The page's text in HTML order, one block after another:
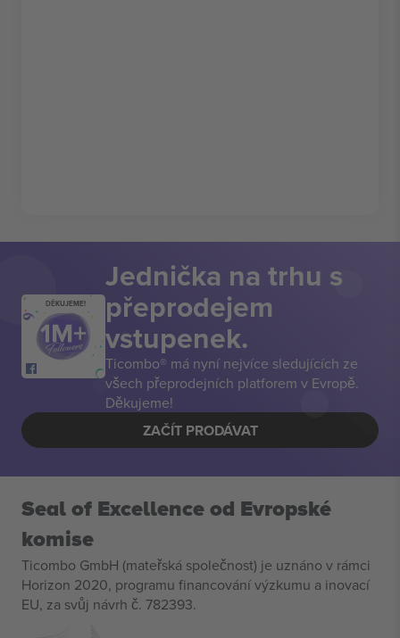
DĚKUJEME!
Jednička na trhu s
přeprodejem
vstupenek.
Ticombo® má nyní nejvíce sledujících ze
všech přeprodejních platforem v Evropě.
Děkujeme!
ZAČÍT PRODÁVAT
Seal of Excellence od Evropské
komise
Ticombo GmbH (mateřská společnost) je uznáno v rámci
Horizon 2020, programu financování výzkumu a inovací
EU, za svůj návrh č. 782393.